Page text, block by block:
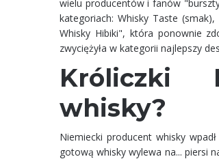
wielu producentów i fanów
kategoriach: Whisky Taste
Whisky Hibiki", która ponownie
zwyciężyła w kategorii najlepszy
Króliczki
whisky?
Niemiecki producent whisky
gotową whisky wylewa na... piersi